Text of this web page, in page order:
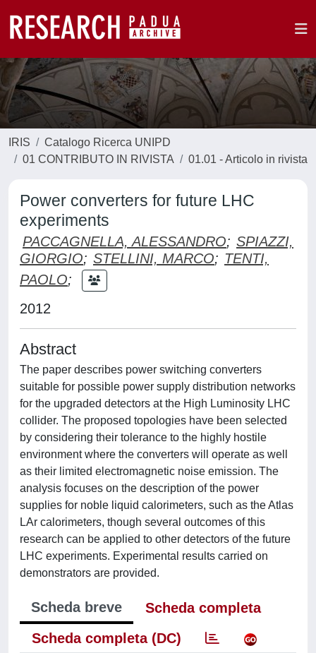
IRIS
Catalogo Ricerca UNIPD
01 CONTRIBUTO IN RIVISTA
01.01 - Articolo in rivista
Power converters for future LHC
experiments
PACCAGNELLA, ALESSANDRO; SPIAZZI,
GIORGIO; STELLINI, MARCO; TENTI,
PAOLO;
2012
Abstract
The paper describes power switching converters
suitable for possible power supply distribution networks
for the upgraded detectors at the High Luminosity LHC
collider. The proposed topologies have been selected
by considering their tolerance to the highly hostile
environment where the converters will operate as well
as their limited electromagnetic noise emission. The
analysis focuses on the description of the power
supplies for noble liquid calorimeters, such as the Atlas
LAr calorimeters, though several outcomes of this
research can be applied to other detectors of the future
LHC experiments. Experimental results carried on
demonstrators are provided.
Scheda breve
Scheda completa
Scheda completa (DC)